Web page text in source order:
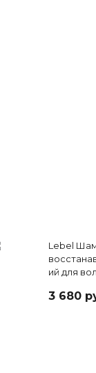
Lebel
ий для
300 мл
3 680